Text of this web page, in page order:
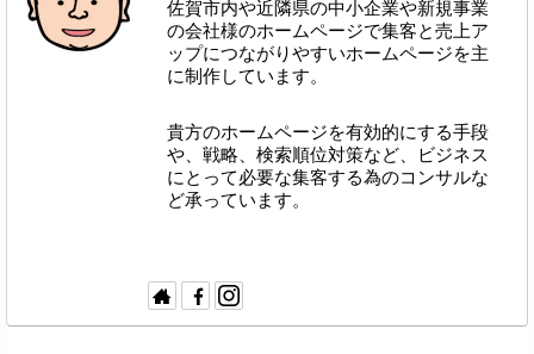
佐賀市内や近隣県の中小企業や新規事業
の会社様のホームページで集客と売上ア
ップにつながりやすいホームページを主
に制作しています。
貴方のホームページを有効的にする手段
や、戦略、検索順位対策など、ビジネス
にとって必要な集客する為のコンサルな
ど承っています。